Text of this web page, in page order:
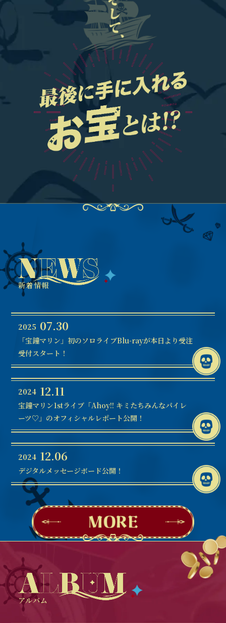
新着情報
2025 07.30
「宝鐘マリン」初のソロライブBlu-rayが本日より受注
受付スタート！
2024 12.11
宝鐘マリン1stライブ「Ahoy!! キミたちみんなパイレ
ーツ♡」のオフィシャルレポート公開！
2024 12.06
デジタルメッセージボード公開！
アルバム